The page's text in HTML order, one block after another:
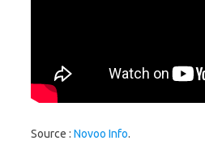
Source : Novoo Info.